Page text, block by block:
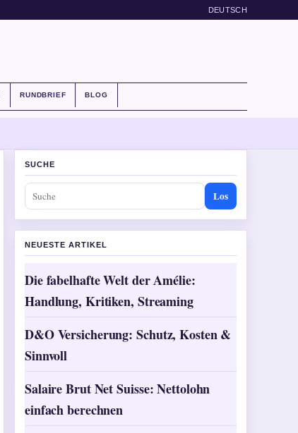
DEUTSCH
RUNDBRIEF BLOG
SUCHE
Los
NEUESTE ARTIKEL
Die fabelhafte Welt der Amélie:
Handlung, Kritiken, Streaming
D&O Versicherung: Schutz, Kosten &
Sinnvoll
Salaire Brut Net Suisse: Nettolohn
einfach berechnen